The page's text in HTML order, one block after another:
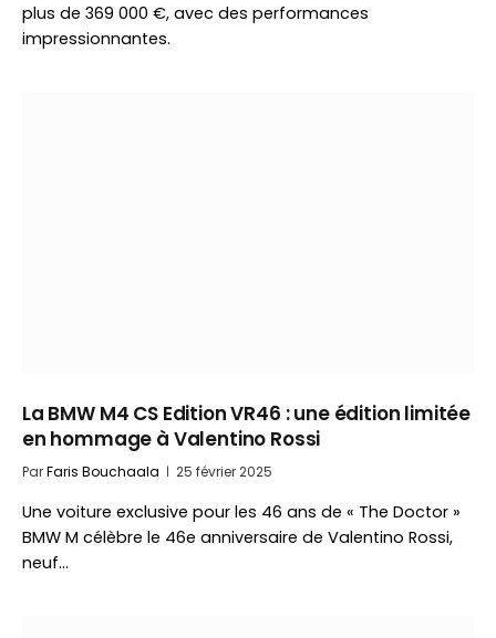
plus de 369 000 €, avec des performances
impressionnantes.
La BMW M4 CS Edition VR46 : une édition limitée
en hommage à Valentino Rossi
ParFaris Bouchaala 25 février 2025
Une voiture exclusive pour les 46 ans de « The Doctor »
BMW M célèbre le 46e anniversaire de Valentino Rossi,
neuf…